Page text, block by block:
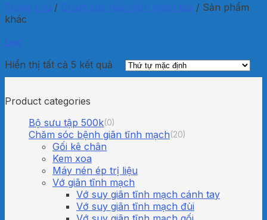
Trang chủ / Chăm sóc hậu môn nhân tạo / Sản phẩm
khác
Lọc
Hiển thị tất cả 5 kết quả
Product categories
Bộ sưu tập 500k(0)
Chăm sóc bệnh giãn tĩnh mạch(20)
Gối kê chân
Kem xoa
Máy nén ép trị liệu
Vớ giãn tĩnh mạch
Vớ suy giãn tĩnh mạch cánh tay
Vớ suy giãn tĩnh mạch đùi